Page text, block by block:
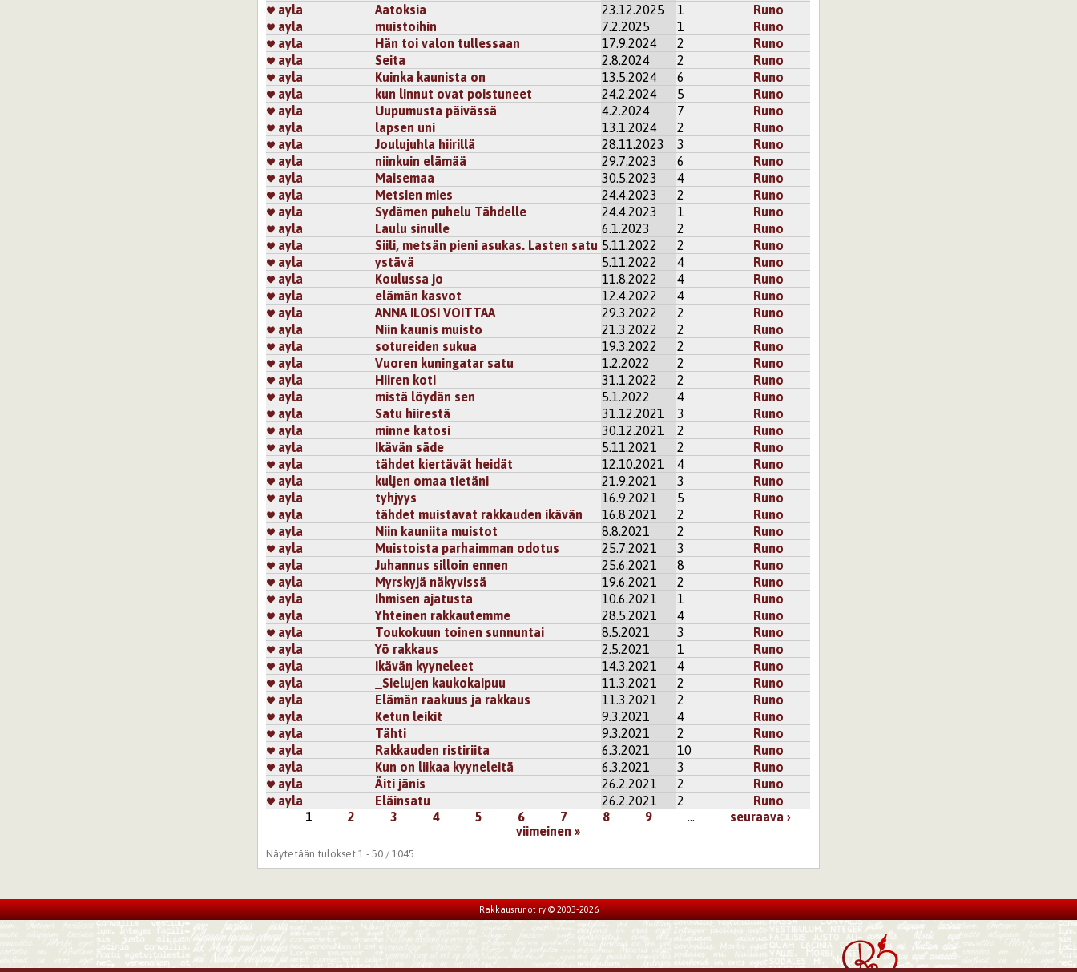
ayla
Aatoksia 23.12.2025 1
Runo
ayla
muistoihin 7.2.2025 1
Runo
ayla
Hän toi valon tullessaan 17.9.2024 2
Runo
ayla
Seita 2.8.2024 2
Runo
ayla
Kuinka kaunista on 13.5.2024 6
Runo
ayla
kun linnut ovat poistuneet 24.2.2024 5
Runo
ayla
Uupumusta päivässä 4.2.2024 7
Runo
ayla
lapsen uni 13.1.2024 2
Runo
ayla
Joulujuhla hiirillä 28.11.2023 3
Runo
ayla
niinkuin elämää 29.7.2023 6
Runo
ayla
Maisemaa 30.5.2023 4
Runo
ayla
Metsien mies 24.4.2023 2
Runo
ayla
Sydämen puhelu Tähdelle 24.4.2023 1
Runo
ayla
Laulu sinulle 6.1.2023 2
Runo
ayla
Siili, metsän pieni asukas. Lasten satu 5.11.2022 2
Runo
ayla
ystävä 5.11.2022 4
Runo
ayla
Koulussa jo 11.8.2022 4
Runo
ayla
elämän kasvot 12.4.2022 4
Runo
ayla
ANNA ILOSI VOITTAA 29.3.2022 2
Runo
ayla
Niin kaunis muisto 21.3.2022 2
Runo
ayla
sotureiden sukua 19.3.2022 2
Runo
ayla
Vuoren kuningatar satu 1.2.2022 2
Runo
ayla
Hiiren koti 31.1.2022 2
Runo
ayla
mistä löydän sen 5.1.2022 4
Runo
ayla
Satu hiirestä 31.12.2021 3
Runo
ayla
minne katosi 30.12.2021 2
Runo
ayla
Ikävän säde 5.11.2021 2
Runo
ayla
tähdet kiertävät heidät 12.10.2021 4
Runo
ayla
kuljen omaa tietäni 21.9.2021 3
Runo
ayla
tyhjyys 16.9.2021 5
Runo
ayla
tähdet muistavat rakkauden ikävän 16.8.2021 2
Runo
ayla
Niin kauniita muistot 8.8.2021 2
Runo
ayla
Muistoista parhaimman odotus 25.7.2021 3
Runo
ayla
Juhannus silloin ennen 25.6.2021 8
Runo
ayla
Myrskyjä näkyvissä 19.6.2021 2
Runo
ayla
Ihmisen ajatusta 10.6.2021 1
Runo
ayla
Yhteinen rakkautemme 28.5.2021 4
Runo
ayla
Toukokuun toinen sunnuntai 8.5.2021 3
Runo
ayla
Yö rakkaus 2.5.2021 1
Runo
ayla
Ikävän kyyneleet 14.3.2021 4
Runo
ayla
_Sielujen kaukokaipuu 11.3.2021 2
Runo
ayla
Elämän raakuus ja rakkaus 11.3.2021 2
Runo
ayla
Ketun leikit 9.3.2021 4
Runo
ayla
Tähti 9.3.2021 2
Runo
ayla
Rakkauden ristiriita 6.3.2021 10
Runo
ayla
Kun on liikaa kyyneleitä 6.3.2021 3
Runo
ayla
Äiti jänis 26.2.2021 2
Runo
ayla
Eläinsatu 26.2.2021 2 Runo
1 2 3 4 5 6 7 8 9 …
seuraava ›
viimeinen »
Näytetään tulokset 1 - 50 / 1045
Rakkausrunot ry © 2003-2026